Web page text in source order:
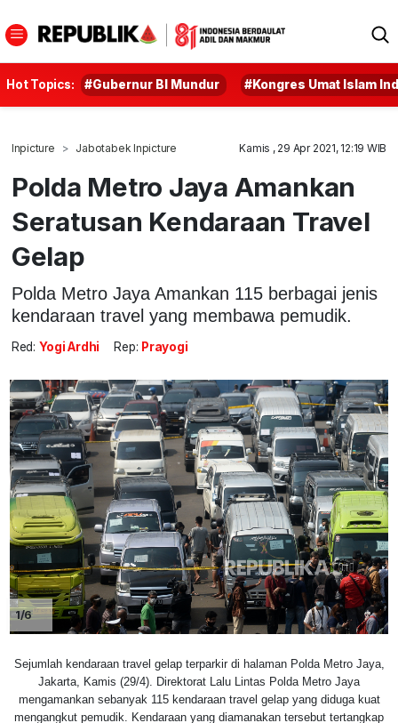
Hot Topics: #Gubernur BI Mundur #Kongres Umat Islam
Inpicture Jabotabek Inpicture Kamis , 29 Apr 2021, 12:19 WIB
Polda Metro Jaya Amankan
Seratusan Kendaraan Travel
Gelap
Polda Metro Jaya Amankan 115 berbagai jenis
kendaraan travel yang membawa pemudik.
Red: Yogi Ardhi Rep: Prayogi
1/6
Sejumlah kendaraan travel gelap terparkir di halaman Polda Metro Jaya,
Jakarta, Kamis (29/4). Direktorat Lalu Lintas Polda Metro Jaya
mengamankan sebanyak 115 kendaraan travel gelap yang diduga kuat
mengangkut pemudik. Kendaraan yang diamanakan tersebut tertangkap